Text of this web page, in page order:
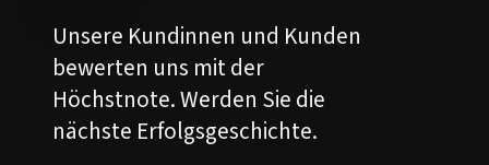
Unsere Kundinnen und Kunden
bewerten uns mit der
Höchstnote. Werden Sie die
nächste Erfolgsgeschichte.